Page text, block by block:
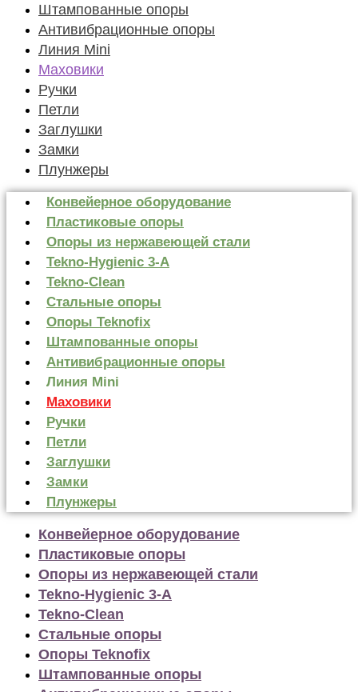
Штампованные опоры
Антивибрационные опоры
Линия Mini
Маховики
Ручки
Петли
Заглушки
Замки
Плунжеры
Конвейерное оборудование
Пластиковые опоры
Опоры из нержавеющей стали
Tekno-Hygienic 3-А
Tekno-Clean
Стальные опоры
Опоры Teknofix
Штампованные опоры
Антивибрационные опоры
Линия Mini
Маховики
Ручки
Петли
Заглушки
Замки
Плунжеры
Конвейерное оборудование
Пластиковые опоры
Опоры из нержавеющей стали
Tekno-Hygienic 3-А
Tekno-Clean
Стальные опоры
Опоры Teknofix
Штампованные опоры